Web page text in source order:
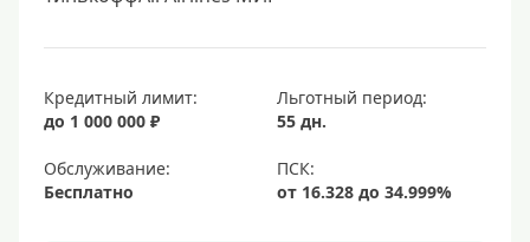
Кредитный лимит:
до 1 000 000 ₽
Льготный период:
55 дн.
Обслуживание:
Бесплатно